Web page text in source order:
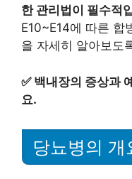
한 관리법이 필수적
E10~E14에 따른 합
을 자세히 알아보도
✅ 백내장의 증상과
요.
당뇨병의 개